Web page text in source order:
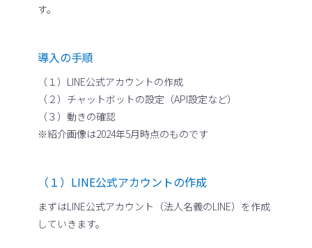
す。
導入の手順
（１）LINE公式アカウントの作成
（２）チャットボットの設定（API設定など）
（３）動きの確認
※紹介画像は2024年5月時点のものです
（１）LINE公式アカウントの作成
まずはLINE公式アカウント（法人名義のLINE）を作成
していきます。